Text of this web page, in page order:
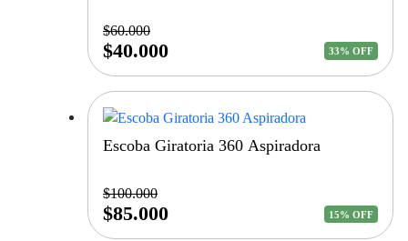
$60.000
$40.000 33% OFF
Escoba Giratoria 360 Aspiradora
$100.000
$85.000 15% OFF